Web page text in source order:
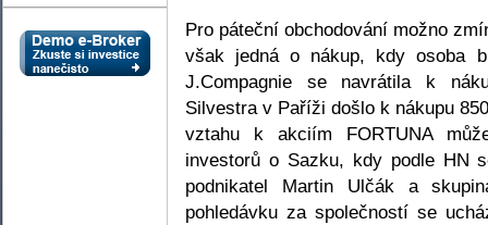
Pro páteční obchodování možno
však jedná o nákup, kdy osoba
J.Compagnie se navrátila k
Silvestra v Paříži došlo k nákupu
vztahu k akciím FORTUNA
investorů o Sazku, kdy podle HN
podnikatel Martin Ulčák a
pohledávku za společností se